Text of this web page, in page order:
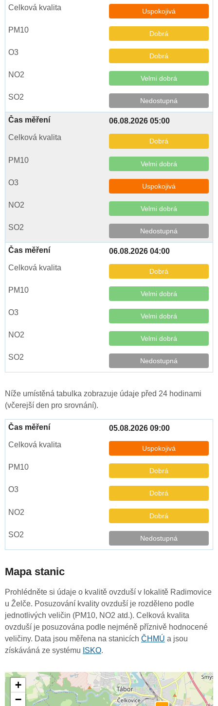
Uspokojivá
Dobrá
Dobrá
Velmi dobrá
Nedostupná
06.08.2026 05:00
Dobrá
Velmi dobrá
Uspokojivá
Velmi dobrá
Nedostupná
06.08.2026 04:00
Dobrá
Velmi dobrá
Velmi dobrá
Velmi dobrá
Nedostupná
Níže umístěná tabulka zobrazuje údaje před 24 hodinami
(včerejší den pro srovnání).
05.08.2026 09:00
Uspokojivá
Dobrá
Dobrá
Dobrá
Nedostupná
Mapa stanic
Prohlédněte si údaje o kvalitě ovzduší v lokalitě Radimovice
u Želče. Posuzování kvality ovzduší je rozděleno podle
jednotlivých veličin (PM10, NO2 atd.). Celková kvalita
ovzduší je posuzována podle nejméně příznivě hodnocené
veličiny. Data jsou měřena na stanicích ČHMÚ a jsou
získáváná ze systému ISKO.
+
−